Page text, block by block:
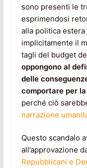
sono presenti le
esprimendosi
alla politica
implicitamente il
tagli del budget
oppongono al
delle
comportare per
perché ciò
narrazione
Questo scandalo
all’approvazione
Repubblicani e